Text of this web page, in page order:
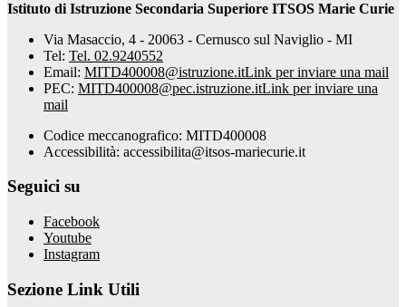
Istituto di Istruzione Secondaria Superiore ITSOS Marie Curie
Via Masaccio, 4 - 20063 - Cernusco sul Naviglio - MI
Tel: Tel. 02.9240552
Email: MITD400008@istruzione.itLink per inviare una mail
PEC: MITD400008@pec.istruzione.itLink per inviare una
mail
Codice meccanografico: MITD400008
Accessibilità: accessibilita@itsos-mariecurie.it
Seguici su
Facebook
Youtube
Instagram
Sezione Link Utili